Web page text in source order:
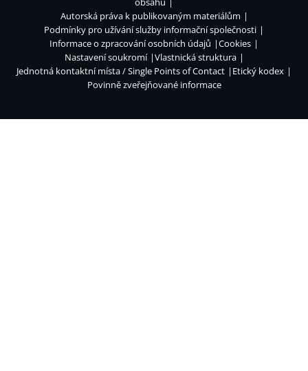
Autorská práva k publikovaným materiálům
Podmínky pro užívání služby informační společnosti
Informace o zpracování osobních údajů
Cookies
Nastavení soukromí
Vlastnická struktura
Jednotná kontaktní místa / Single Points of Contact
Etický kodex
Povinně zveřejňované informace